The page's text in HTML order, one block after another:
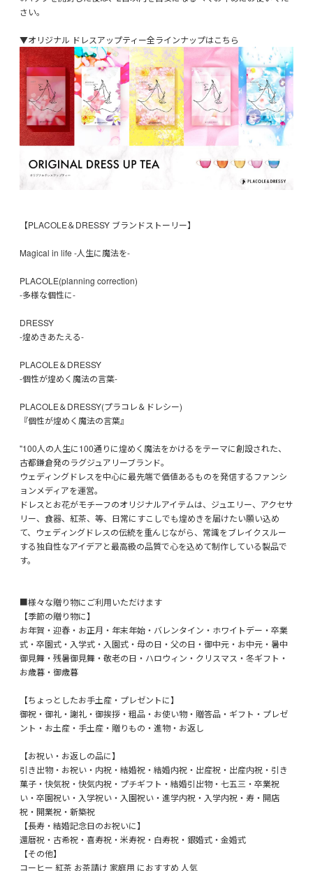
さい。
▼オリジナル ドレスアップティー全ラインナップはこちら
【PLACOLE＆DRESSY ブランドストーリー】
Magical in life -人生に魔法を-
PLACOLE(planning correction)
-多様な個性に-
DRESSY
-煌めきあたえる-
PLACOLE＆DRESSY
-個性が煌めく魔法の言葉-
PLACOLE＆DRESSY(プラコレ＆ドレシー)
『個性が煌めく魔法の言葉』
"100人の人生に100通りに煌めく魔法をかけるをテーマに創設された、
古都鎌倉発のラグジュアリーブランド。
ウェディングドレスを中心に最先端で価値あるものを発信するファンシ
ョンメディアを運営。
ドレスとお花がモチーフのオリジナルアイテムは、ジュエリー、アクセサ
リー、食器、紅茶、等、日常にすこしでも煌めきを届けたい願い込め
て、ウェディングドレスの伝統を重んじながら、常識をブレイクスルー
する独自性なアイデアと最高級の品質で心を込めて制作している製品で
す。
■様々な贈り物にご利用いただけます
【季節の贈り物に】
お年賀・迎春・お正月・年末年始・バレンタイン・ホワイトデー・卒業
式・卒園式・入学式・入園式・母の日・父の日・御中元・お中元・暑中
御見舞・残暑御見舞・敬老の日・ハロウィン・クリスマス・冬ギフト・
お歳暮・御歳暮
【ちょっとしたお手土産・プレゼントに】
御祝・御礼・謝礼・御挨拶・粗品・お使い物・贈答品・ギフト・プレゼ
ント・お土産・手土産・贈りもの・進物・お返し
【お祝い・お返しの品に】
引き出物・お祝い・内祝・結婚祝・結婚内祝・出産祝・出産内祝・引き
菓子・快気祝・快気内祝・プチギフト・結婚引出物・七五三・卒業祝
い・卒園祝い・入学祝い・入園祝い・進学内祝・入学内祝・寿・開店
祝・開業祝・新築祝
【長寿・結婚記念日のお祝いに】
還暦祝・古希祝・喜寿祝・米寿祝・白寿祝・銀婚式・金婚式
【その他】
コーヒー 紅茶 お茶請け 家庭用 におすすめ 人気